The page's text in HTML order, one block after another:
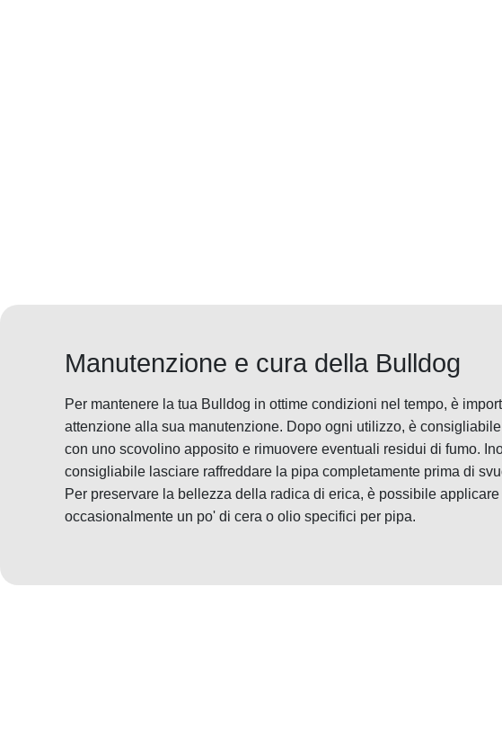
Manutenzione e cura della Bulldog
Per mantenere la tua Bulldog in ottime condizioni nel tempo, è
attenzione alla sua manutenzione. Dopo ogni utilizzo, è
con uno scovolino apposito e rimuovere eventuali residui di fumo.
consigliabile lasciare raffreddare la pipa completamente prima di
Per preservare la bellezza della radica di erica, è possibile applicare
occasionalmente un po' di cera o olio specifici per pipa.